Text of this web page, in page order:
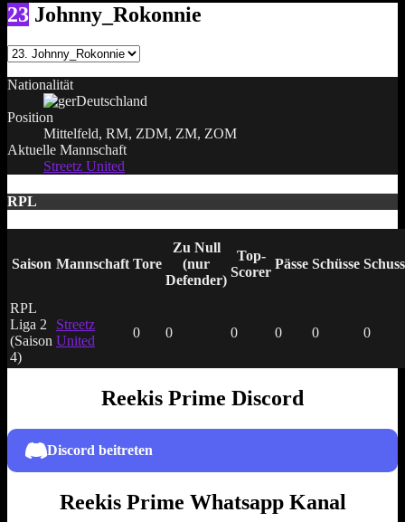
23 Johnny_Rokonnie
Nationalität
Deutschland
Position
Mittelfeld, RM, ZDM, ZM, ZOM
Aktuelle Mannschaft
Streetz United
RPL
Saison Mannschaft Tore
Zu Null
(nur
Defender)
Top-
Scorer
Pässe Schüsse
RPL
Liga 2
(Saison
4)
Streetz
United
0 0 0 0 0 0
Reekis Prime Discord
Discord beitreten
Reekis Prime Whatsapp Kanal